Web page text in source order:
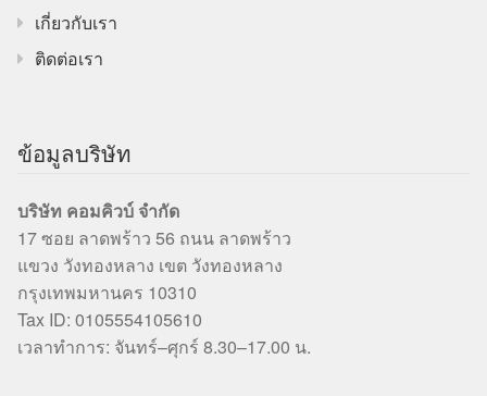
เกี่ยวกับเรา
ติดต่อเรา
ข้อมูลบริษัท
บริษัท คอมคิวบ์ จำกัด
17 ซอย ลาดพร้าว 56 ถนน ลาดพร้าว
แขวง วังทองหลาง เขต วังทองหลาง
กรุงเทพมหานคร 10310
Tax ID: 0105554105610
เวลาทำการ: จันทร์–ศุกร์ 8.30–17.00 น.